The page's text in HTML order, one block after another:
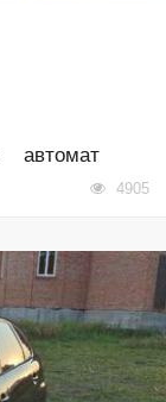
автомат
4905